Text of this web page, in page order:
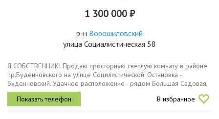
1 300 000 ₽
р-н Ворошиловский
улица Социалистическая 58
Я СОБСТВЕННИК! Продаю просторную светлую комнату в районе
пр.Буденновского на улице Социлистической. Остановка -
Буденновский. Удачное расположение - рядом Большая Садовая,
остановки транспорта, ЦУМ, большое количество магазинов, парк
М.Горького...
В избранное